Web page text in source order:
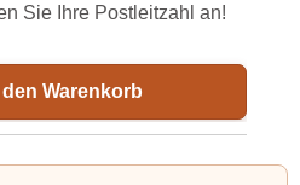
Sie Ihre Postleitzahl an!
den Warenkorb